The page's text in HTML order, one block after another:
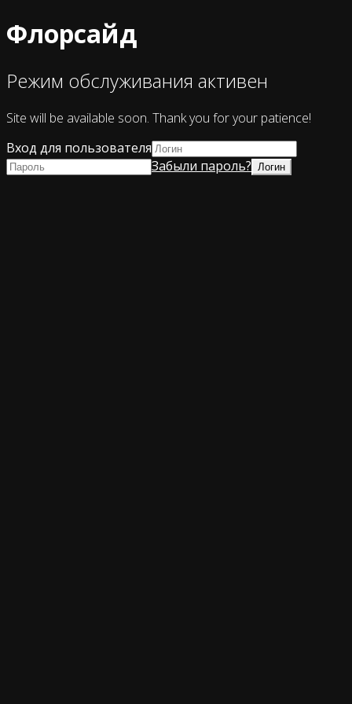
Флорсайд
Режим обслуживания активен
Site will be available soon. Thank you for your patience!
Вход для пользователя
Забыли пароль?